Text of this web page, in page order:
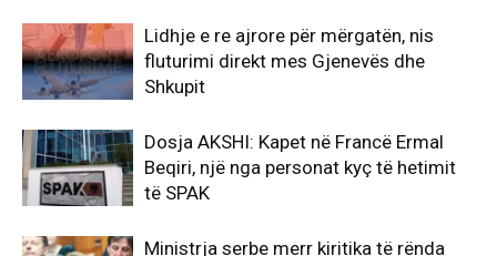
Lidhje e re ajrore për mërgatën, nis
fluturimi direkt mes Gjenevës dhe
Shkupit
Dosja AKSHI: Kapet në Francë Ermal
Beqiri, një nga personat kyç të hetimit
të SPAK
Ministrja serbe merr kiritika të rënda